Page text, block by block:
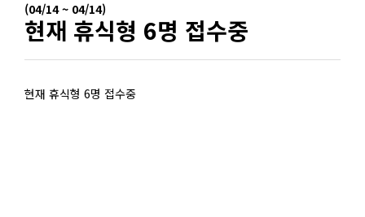
(04/14 ~ 04/14)
현재 휴식형 6명 접수중
현재 휴식형 6명 접수중